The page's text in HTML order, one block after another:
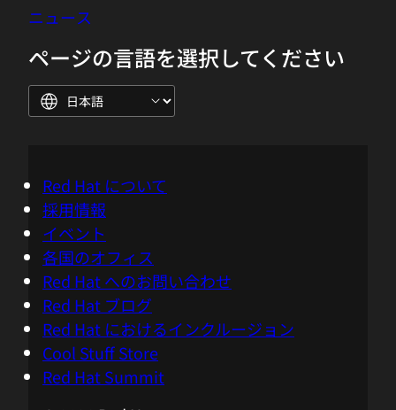
ニュース
ページの言語を選択してください
Red Hat について
採用情報
イベント
各国のオフィス
Red Hat へのお問い合わせ
Red Hat ブログ
Red Hat におけるインクルージョン
Cool Stuff Store
Red Hat Summit